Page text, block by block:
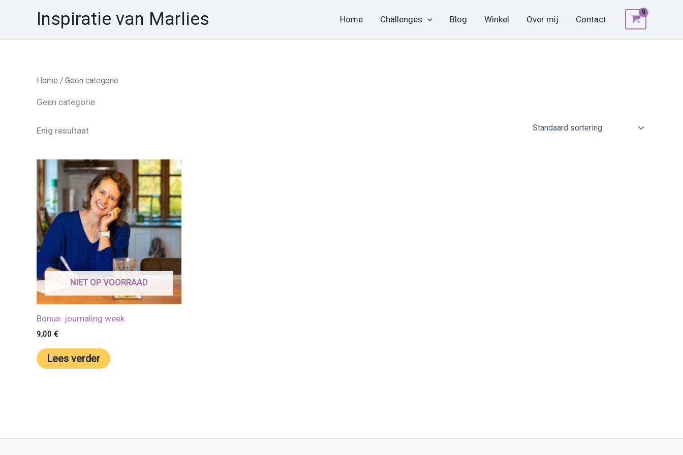
Inspiratie van Marlies Home Challenges Blog Winkel Over mij Contact
Home / Geen categorie
Geen categorie
Enig resultaat
NIET OP VOORRAAD
Bonus: journaling week
9,00 €
Lees verder